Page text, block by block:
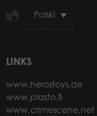
Polski
LINKS
www.herostoys.de
www.plasto.fi
www.crimescene.net